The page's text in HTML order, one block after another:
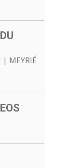
| MEYRIÉ